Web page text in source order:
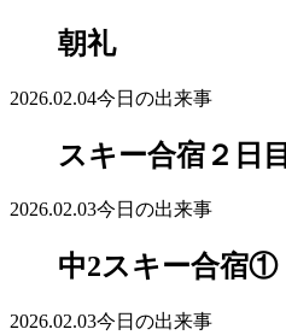
朝礼
2026.02.04今日の出来事
スキー合宿２日目
2026.02.03今日の出来事
中2スキー合宿①
2026.02.03今日の出来事